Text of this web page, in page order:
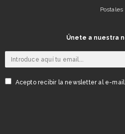
Postales
Únete a nuestra
Acepto recibir la newsletter al e-